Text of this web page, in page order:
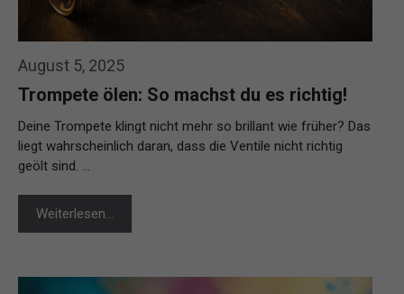
August 5, 2025
Trompete ölen: So machst du es richtig!
Deine Trompete klingt nicht mehr so brillant wie früher? Das
liegt wahrscheinlich daran, dass die Ventile nicht richtig
geölt sind. …
Weiterlesen…